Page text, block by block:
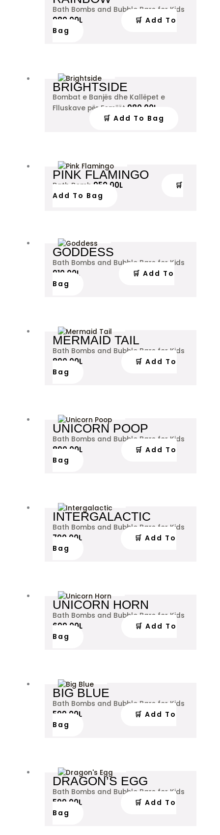
Bath Bombs and Bubble Bars for Kids
980.00L
🛒 Add To
Bag
BRIGHTSIDE
Bombat e Banjës dhe Kallëpet e
Flluskave për Femijët 980.00L
🛒 Add To Bag
PINK FLAMINGO
Bath Bomb 950.00L
🛒
Add To Bag
GODDESS
Bath Bombs and Bubble Bars for Kids
910.00L
🛒 Add To
Bag
MERMAID TAIL
Bath Bombs and Bubble Bars for Kids
890.00L
🛒 Add To
Bag
UNICORN POOP
Bath Bombs and Bubble Bars for Kids
890.00L
🛒 Add To
Bag
INTERGALACTIC
Bath Bombs and Bubble Bars for Kids
790.00L
🛒 Add To
Bag
UNICORN HORN
Bath Bombs and Bubble Bars for Kids
699.00L
🛒 Add To
Bag
BIG BLUE
Bath Bombs and Bubble Bars for Kids
599.00L
🛒 Add To
Bag
DRAGON’S EGG
Bath Bombs and Bubble Bars for Kids
599.00L
🛒 Add To
Bag